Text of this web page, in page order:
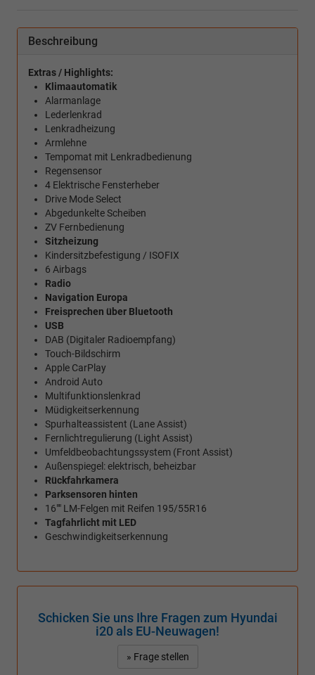
Beschreibung
Extras / Highlights:
Klimaautomatik
Alarmanlage
Lederlenkrad
Lenkradheizung
Armlehne
Tempomat mit Lenkradbedienung
Regensensor
4 Elektrische Fensterheber
Drive Mode Select
Abgedunkelte Scheiben
ZV Fernbedienung
Sitzheizung
Kindersitzbefestigung / ISOFIX
6 Airbags
Radio
Navigation Europa
Freisprechen über Bluetooth
USB
DAB (Digitaler Radioempfang)
Touch-Bildschirm
Apple CarPlay
Android Auto
Multifunktionslenkrad
Müdigkeitserkennung
Spurhalteassistent (Lane Assist)
Fernlichtregulierung (Light Assist)
Umfeldbeobachtungssystem (Front Assist)
Außenspiegel: elektrisch, beheizbar
Rückfahrkamera
Parksensoren hinten
16"" LM-Felgen mit Reifen 195/55R16
Tagfahrlicht mit LED
Geschwindigkeitserkennung
Schicken Sie uns Ihre Fragen zum Hyundai
i20 als EU-Neuwagen!
» Frage stellen